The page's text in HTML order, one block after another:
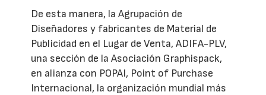
De esta manera, la Agrupación de
Diseñadores y fabricantes de Material de
Publicidad en el Lugar de Venta, ADIFA-PLV,
una sección de la Asociación Graphispack,
en alianza con POPAI, Point of Purchase
Internacional, la organización mundial más